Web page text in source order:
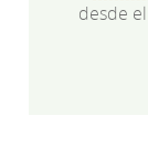
desde el